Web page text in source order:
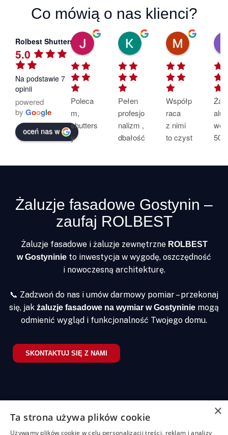
Co mówią o nas klienci?
Rolbest Shutters
5.0
Na podstawie 7
opinii
powered
by Google
oceń nas w
Justyna Gąsiorowska
20:14 20 Feb 25
Poleca
m,
shutters
y
przebie
gał
sprawni
i czysto.
Kat Ho-Su
14:46 19 Feb 25
Pełen
profesjo
nalizm ,
dbałość
szczeg
ół
.Shutter
są piękn
e ,
bardzo
e
wykona
ne.
szybki
i bezpro
Montaż
16:33 03
Współp
raca
z nimi
to czyst
we
m.
Żaluzje fasadowe Gostynin –
zaufaj ROLBEST
Żaluzje fasadowe i żaluzje zewnętrzne ROLBEST
w Gostyninie to inwestycja w wygodę, oszczędność
i nowoczesną architekturę.
📞 Zadzwoń do nas i umów darmowy pomiar – przekonaj
się, jak żaluzje fasadowe na wymiar w Gostyninie mogą
odmienić wygląd i funkcjonalność Twojego domu.
SKONTAKTUJ SIĘ Z NAMI
×
Ta strona używa plików cookie
Używamy plików cookie w celu personalizacji treści, reklam i analizy